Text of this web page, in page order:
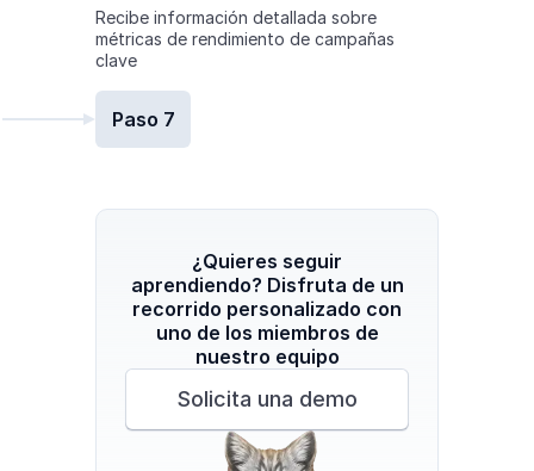
¿Quieres seguir
aprendiendo? Disfruta de un
recorrido personalizado con
uno de los miembros de
nuestro equipo
Solicita una demo
Recibe información detallada sobre
métricas de rendimiento de campañas
clave
Paso 7